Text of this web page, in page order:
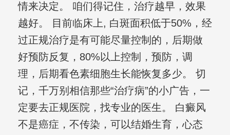
情来决定。 咱们得记住，治疗越早，效果
越好。 目前临床上, 白斑面积低于50%，经
过正规治疗是有可能尽量控制的，后期做
好预防反复，80%以上控制，预防，调
理，后期看色素细胞生长能恢复多少。 切
记，千万别相信那些“治疗病”的小广告，一
定要去正规医院，找专业的医生。 白癜风
不是癌症，不传染，可以结婚生育，心态